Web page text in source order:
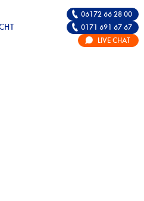
FÜR DIE
06172 66 28 00
0171 691 67 67
LIVE CHAT